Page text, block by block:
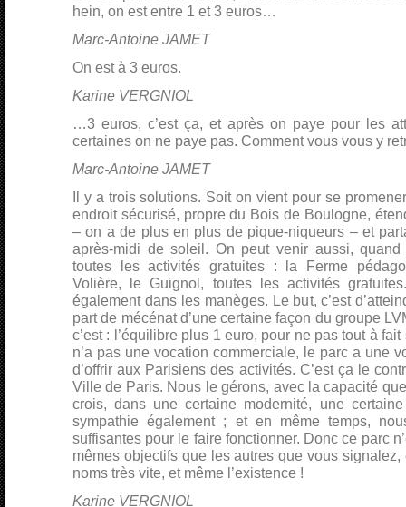
hein, on est entre 1 et 3 euros…
Marc-Antoine JAMET
On est à 3 euros.
Karine VERGNIOL
…3 euros, c’est ça, et après on paye pour les
certaines on ne paye pas. Comment vous vous y
Marc-Antoine JAMET
Il y a trois solutions. Soit on vient pour se
endroit sécurisé, propre du Bois de Boulogne,
– on a de plus en plus de pique-niqueurs – et
après-midi de soleil. On peut venir aussi,
toutes les activités gratuites : la Ferme
Volière, le Guignol, toutes les activités
également dans les manèges. Le but, c’est
part de mécénat d’une certaine façon du groupe
c’est : l’équilibre plus 1 euro, pour ne pas tout à
n’a pas une vocation commerciale, le parc a une
d’offrir aux Parisiens des activités. C’est ça le
Ville de Paris. Nous le gérons, avec la capacité
crois, dans une certaine modernité, une
sympathie également ; et en même temps,
suffisantes pour le faire fonctionner. Donc ce parc
mêmes objectifs que les autres que vous
noms très vite, et même l’existence !
Karine VERGNIOL